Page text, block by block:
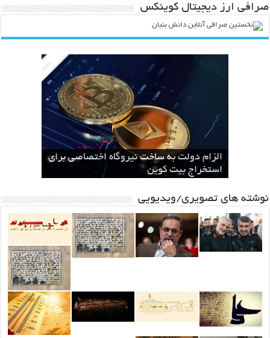
صرافی ارز دیجیتال کوینکس
سال‌ها بلاتکلیفی مالکان اراضی شاهنامه ۳۵
مشهد
باند قدرتمند مافیایی پشت صحنه کوهخواری
در مشهد
انقلاب در صنعت و کشاورزی با ارائه لیزر
سطحی
طرح ایران رود قبل از اینکه یک طرح ملی
باشد ، یک مطالبه بین المللی خواهد شد
الزام دولت به ساخت نیروگاه اختصاصی برای
استخراج بیت کوین
نوشته های تصویری/ویدیویی